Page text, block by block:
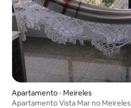
Apartamento ⋅ Meireles
Apartamento Vista Mar no Meireles